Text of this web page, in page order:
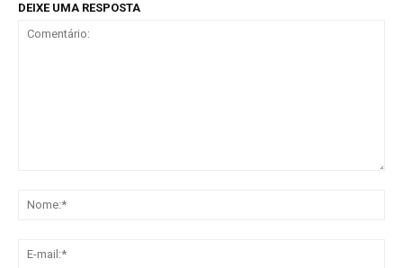
DEIXE UMA RESPOSTA